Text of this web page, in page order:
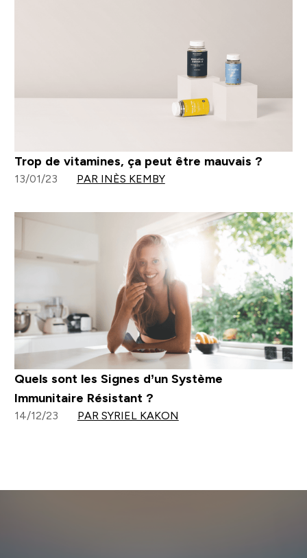
Trop de vitamines, ça peut être mauvais ?
13/01/23 PAR INÈS KEMBY
Quels sont les Signes d’un Système
Immunitaire Résistant ?
14/12/23 PAR SYRIEL KAKON